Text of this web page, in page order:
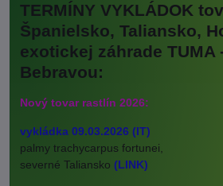
TERMÍNY VYKLÁDOK
Španielsko, Taliansko,
exotickej záhrade TUMA
Bebravou:
Nový tovar rastlín 2026:
vykládka 09.03.2026 (IT)
palmy trachycarpus fortunei,
severné Taliansko (LINK)